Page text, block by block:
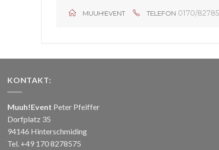
MUUH!EVENT TELEFON 0170/
KONTAKT:
Muuh!Event Peter Pfeiffer
Dorfplatz 35
94146 Hinterschmiding
Tel. +49 170 8278575